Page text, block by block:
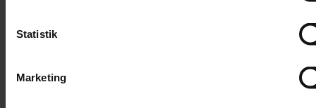
Statistik
Marketing
forslag om